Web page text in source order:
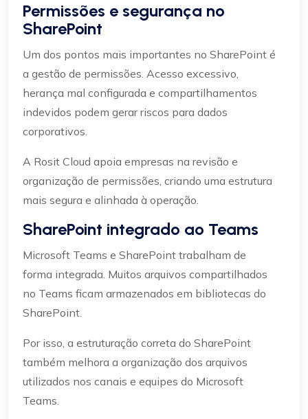
Permissões e segurança no
SharePoint
Um dos pontos mais importantes no SharePoint é
a gestão de permissões. Acesso excessivo,
herança mal configurada e compartilhamentos
indevidos podem gerar riscos para dados
corporativos.
A Rosit Cloud apoia empresas na revisão e
organização de permissões, criando uma estrutura
mais segura e alinhada à operação.
SharePoint integrado ao Teams
Microsoft Teams e SharePoint trabalham de
forma integrada. Muitos arquivos compartilhados
no Teams ficam armazenados em bibliotecas do
SharePoint.
Por isso, a estruturação correta do SharePoint
também melhora a organização dos arquivos
utilizados nos canais e equipes do Microsoft
Teams.